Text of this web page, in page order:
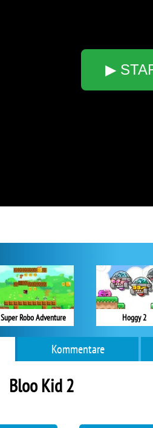
▶
Super Robo Adventure Hoggy 2
Kommentare
Bloo Kid 2